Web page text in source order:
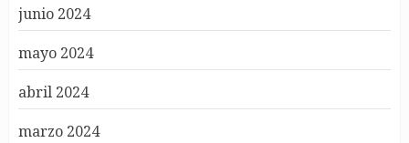
junio 2024
mayo 2024
abril 2024
marzo 2024